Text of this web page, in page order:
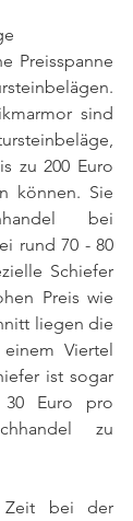
Preisspanne
sind
zu 200 Euro
können. Sie
bei
rund 70 - 80
Schiefer
Preis wie
liegen die
Viertel
ist sogar
Euro pro
zu
Zeit bei der